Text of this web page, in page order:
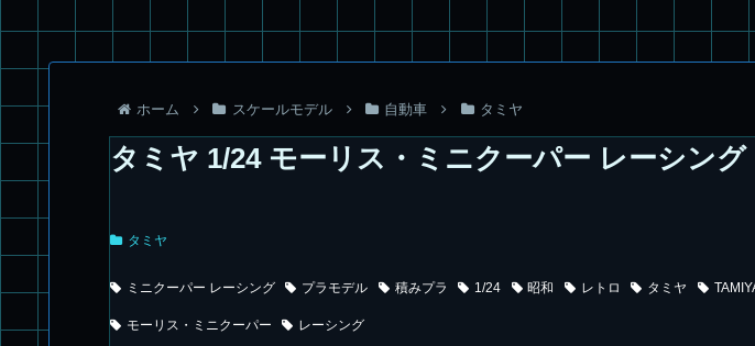
ホーム スケールモデル 自動車 タミヤ
タミヤ 1/24 モーリス・ミニクーパー レーシング
タミヤ
ミニクーパー レーシング プラモデル 積みプラ 1/24 昭和 レトロ タミヤ
モーリス・ミニクーパー レーシング